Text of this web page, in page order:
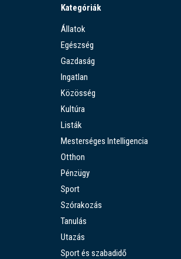
Kategóriák
Állatok
Egészség
Gazdaság
Ingatlan
Közösség
Kultúra
Listák
Mesterséges Intelligencia
Otthon
Pénzügy
Sport
Szórakozás
Tanulás
Utazás
Sport és szabadidő